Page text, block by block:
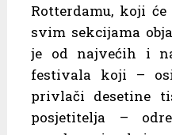
Rotterdamu, koji
svim sekcijama
je od najvećih i
festivala koji –
privlači desetine
posjetitelja –